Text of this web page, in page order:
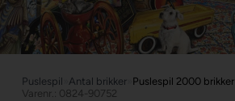
Puslespil Antal brikker Puslespil 2000 brikker
Varenr.: 0824-90752